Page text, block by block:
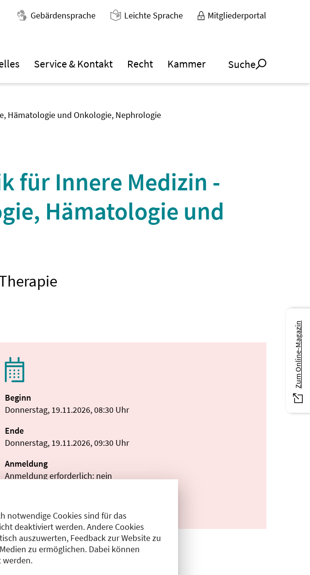
notwendige Cookies sind für das
deaktiviert werden. Andere Cookies
auszuwerten, Feedback zur Website zu
zu ermöglichen. Dabei können
werden.
Gebärdensprache Leichte Sprache Mitgliederportal
Service & Kontakt Recht Kammer Suche
Hämatologie und Onkologie, Nephrologie
für Innere Medizin -
Hämatologie und
Beginn
Donnerstag, 19.11.2026, 08:30 Uhr
Ende
Donnerstag, 19.11.2026, 09:30 Uhr
Anmeldung
Anmeldung erforderlich: nein
Programm (PDF)
Zum Online-Magazin